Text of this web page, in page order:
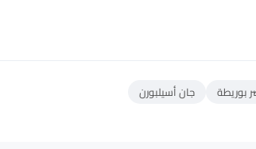
بوريطة جان أسيلبورن